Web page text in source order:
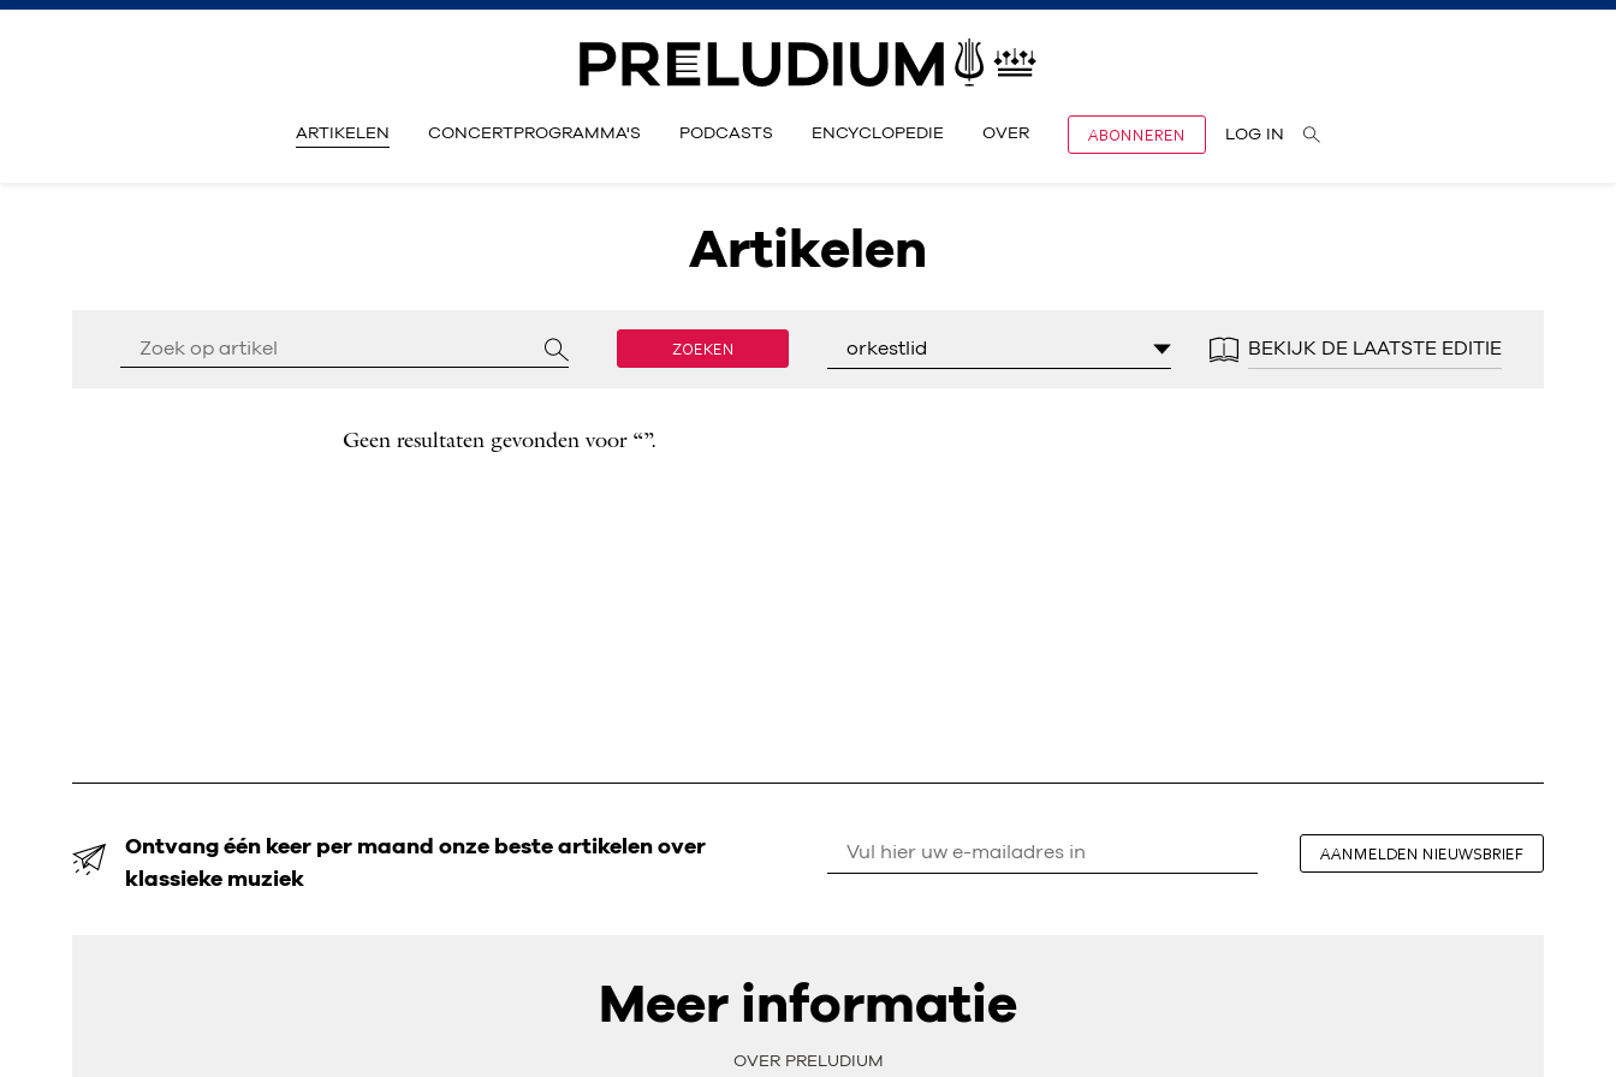
ARTIKELEN CONCERTPROGRAMMA'S PODCASTS ENCYCLOPEDIE OVER ABONNEREN LOG IN
Artikelen
ZOEKEN orkestlid BEKIJK DE LAATSTE EDITIE
Geen resultaten gevonden voor “”.
Ontvang één keer per maand onze beste artikelen over
klassieke muziek
AANMELDEN NIEUWSBRIEF
Meer informatie
OVER PRELUDIUM